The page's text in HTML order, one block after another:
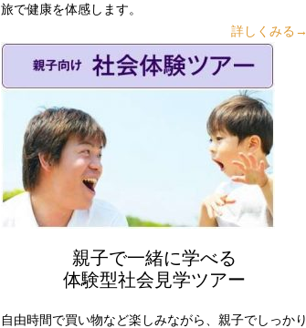
旅で健康を体感します。
詳しくみる→
親子で一緒に学べる
体験型社会見学ツアー
自由時間で買い物など楽しみながら、親子でしっかり